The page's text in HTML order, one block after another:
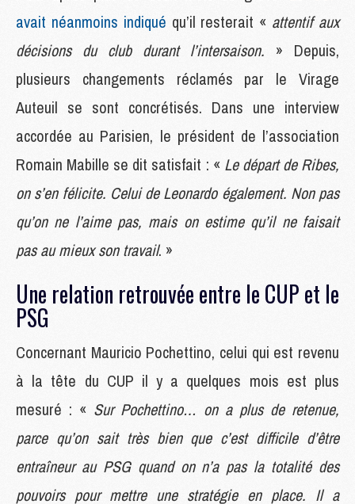
avait néanmoins indiqué qu’il resterait « attentif aux
décisions du club durant l’intersaison. » Depuis,
plusieurs changements réclamés par le Virage
Auteuil se sont concrétisés. Dans une interview
accordée au Parisien, le président de l’association
Romain Mabille se dit satisfait : « Le départ de Ribes,
on s’en félicite. Celui de Leonardo également. Non pas
qu’on ne l’aime pas, mais on estime qu’il ne faisait
pas au mieux son travail. »
Une relation retrouvée entre le CUP et le
PSG
Concernant Mauricio Pochettino, celui qui est revenu
à la tête du CUP il y a quelques mois est plus
mesuré : « Sur Pochettino… on a plus de retenue,
parce qu’on sait très bien que c’est difficile d’être
entraîneur au PSG quand on n’a pas la totalité des
pouvoirs pour mettre une stratégie en place. Il a